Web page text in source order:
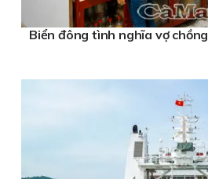
Biển đông tình nghĩa vợ chồng